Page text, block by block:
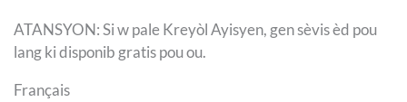
ATANSYON: Si w pale Kreyòl Ayisyen, gen sèvis èd pou
lang ki disponib gratis pou ou.
Français